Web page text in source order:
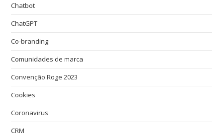
Chatbot
ChatGPT
Co-branding
Comunidades de marca
Convenção Roge 2023
Cookies
Coronavirus
CRM